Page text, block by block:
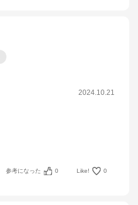
2024.10.21
参考になった 0 Like! 0